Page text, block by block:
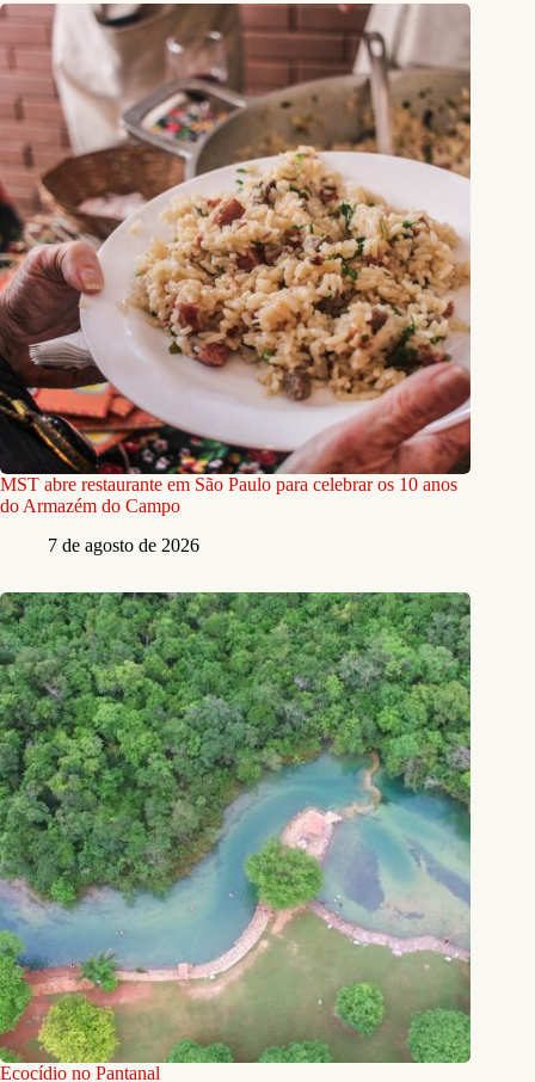
MST abre restaurante em São Paulo para celebrar os 10 anos
do Armazém do Campo
7 de agosto de 2026
Ecocídio no Pantanal